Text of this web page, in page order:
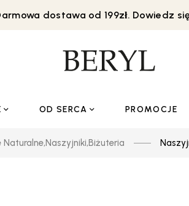
dostawa od 199zł. Dowiedz
OD SERCA PROMOCJE
Naturalne,Naszyjniki,Biżuteria